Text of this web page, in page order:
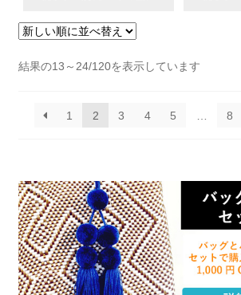
結果の13～24/120を表示しています新
順
1 2 3 4 5 8